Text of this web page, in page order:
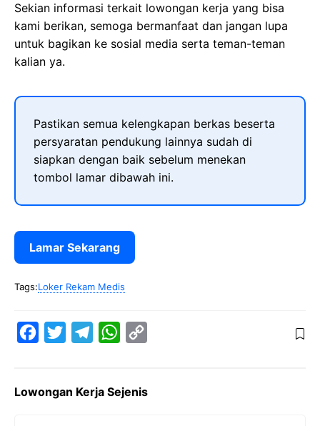
Sekian informasi terkait lowongan kerja yang bisa
kami berikan, semoga bermanfaat dan jangan lupa
untuk bagikan ke sosial media serta teman-teman
kalian ya.
Pastikan semua kelengkapan berkas beserta
persyaratan pendukung lainnya sudah di
siapkan dengan baik sebelum menekan
tombol lamar dibawah ini.
Lamar Sekarang
Tags:Loker Rekam Medis
e
t
e
W
t
y
Lowongan Kerja Sejenis